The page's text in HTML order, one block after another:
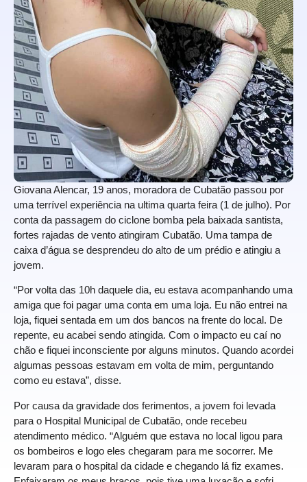
Giovana Alencar, 19 anos, moradora de Cubatão passou por
uma terrível experiência na ultima quarta feira (1 de julho). Por
conta da passagem do ciclone bomba pela baixada santista,
fortes rajadas de vento atingiram Cubatão. Uma tampa de
caixa d’água se desprendeu do alto de um prédio e atingiu a
jovem.
“Por volta das 10h daquele dia, eu estava acompanhando uma
amiga que foi pagar uma conta em uma loja. Eu não entrei na
loja, fiquei sentada em um dos bancos na frente do local. De
repente, eu acabei sendo atingida. Com o impacto eu caí no
chão e fiquei inconsciente por alguns minutos. Quando acordei
algumas pessoas estavam em volta de mim, perguntando
como eu estava”, disse.
Por causa da gravidade dos ferimentos, a jovem foi levada
para o Hospital Municipal de Cubatão, onde recebeu
atendimento médico. “Alguém que estava no local ligou para
os bombeiros e logo eles chegaram para me socorrer. Me
levaram para o hospital da cidade e chegando lá fiz exames.